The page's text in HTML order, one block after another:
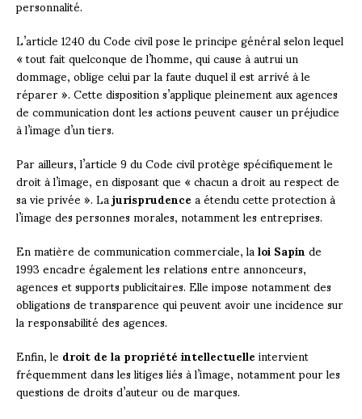
L’article 1240 du Code civil pose le principe général selon lequel
« tout fait quelconque de l’homme, qui cause à autrui un
dommage, oblige celui par la faute duquel il est arrivé à le
réparer ». Cette disposition s’applique pleinement aux agences
de communication dont les actions peuvent causer un préjudice
à l’image d’un tiers.
Par ailleurs, l’article 9 du Code civil protège spécifiquement le
droit à l’image, en disposant que « chacun a droit au respect de
sa vie privée ». Lajurisprudencea étendu cette protection à
l’image des personnes morales, notamment les entreprises.
En matière de communication commerciale, laloi Sapinde
1993 encadre également les relations entre annonceurs,
agences et supports publicitaires. Elle impose notamment des
obligations de transparence qui peuvent avoir une incidence sur
la responsabilité des agences.
Enfin, ledroit de la propriété intellectuelleintervient
fréquemment dans les litiges liés à l’image, notamment pour les
questions de droits d’auteur ou de marques.